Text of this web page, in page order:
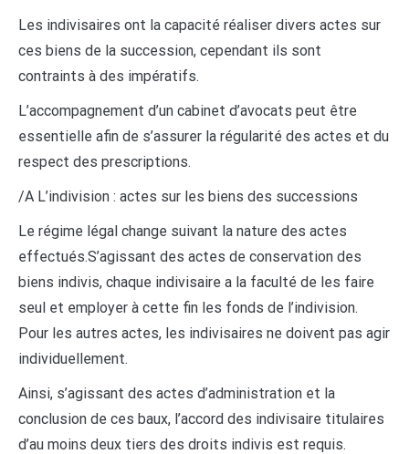
Les indivisaires ont la capacité réaliser divers actes sur
ces biens de la succession, cependant ils sont
contraints à des impératifs.
L’accompagnement d’un cabinet d’avocats peut être
essentielle afin de s’assurer la régularité des actes et du
respect des prescriptions.
/A L’indivision : actes sur les biens des successions
Le régime légal change suivant la nature des actes
effectués.S’agissant des actes de conservation des
biens indivis, chaque indivisaire a la faculté de les faire
seul et employer à cette fin les fonds de l’indivision.
Pour les autres actes, les indivisaires ne doivent pas agir
individuellement.
Ainsi, s’agissant des actes d’administration et la
conclusion de ces baux, l’accord des indivisaire titulaires
d’au moins deux tiers des droits indivis est requis.